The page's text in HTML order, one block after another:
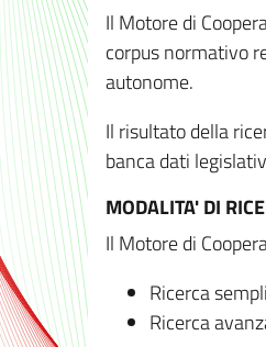
Il Motore di
corpus normativo
autonome.
Il risultato della
banca dati
MODALITA' DI
Il Motore di
Ricerca
Ricerca